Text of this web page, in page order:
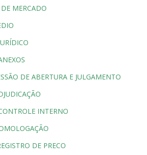
MERCADO
DE ABERTURA E JULGAMENTO
INTERNO
DE PRECO